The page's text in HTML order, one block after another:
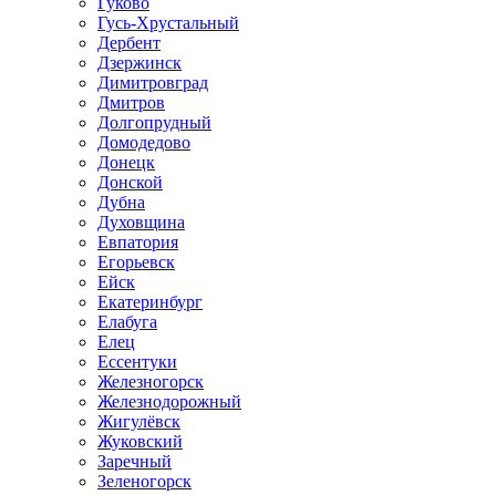
Гусь-Хрустальный
Дербент
Дзержинск
Димитровград
Дмитров
Долгопрудный
Домодедово
Донецк
Донской
Дубна
Духовщина
Евпатория
Егорьевск
Ейск
Екатеринбург
Елабуга
Елец
Ессентуки
Железногорск
Железнодорожный
Жигулёвск
Жуковский
Заречный
Зеленогорск